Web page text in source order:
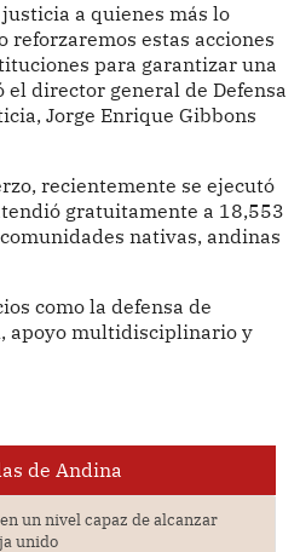
a quienes más lo
reforzaremos estas acciones
para garantizar una
el director general de Defensa
Jorge Enrique Gibbons
recientemente se ejecutó
gratuitamente a 18,553
nativas, andinas
como la defensa de
apoyo multidisciplinario y
de Andina
un nivel capaz de alcanzar
unido